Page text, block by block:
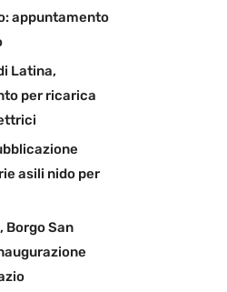
appuntamento
Latina,
per ricarica
asili nido per
Borgo San